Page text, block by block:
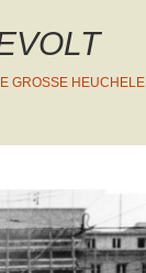
GROSSE HEUCHELEI